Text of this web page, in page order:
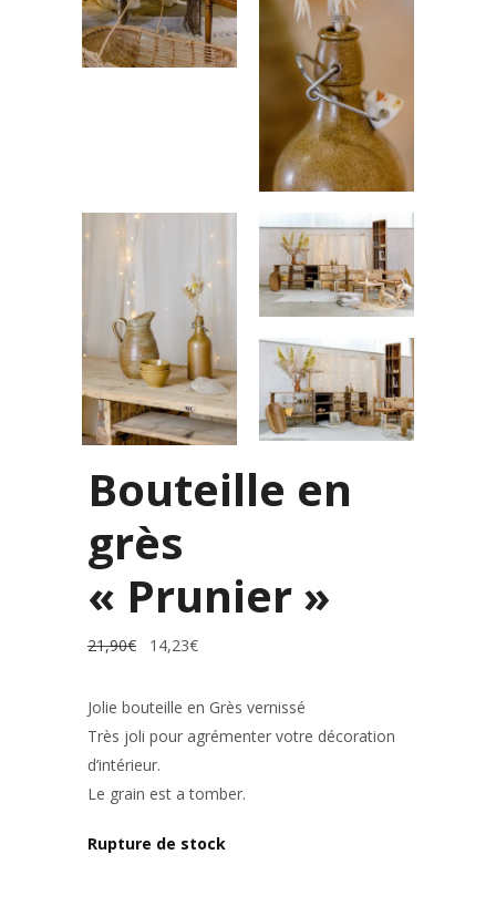
Bouteille en
grès
« Prunier »
21,90€ Le
prix
21,90€.
14,23€Le
14,23€.
Jolie bouteille en Grès vernissé
Très joli pour agrémenter votre décoration
d’intérieur.
Le grain est a tomber.
Rupture de stock